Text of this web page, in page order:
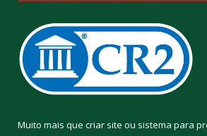
Muito mais que criar site ou sistema para